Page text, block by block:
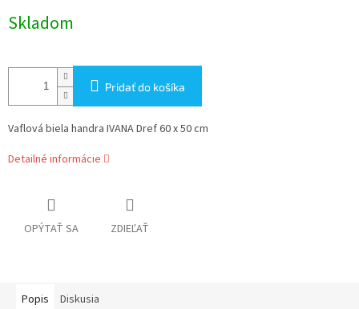
cena:
Skladom
Pridať do košíka
Vaflová biela handra IVANA Dref 60 x 50 cm
Detailné informácie
OPÝTAŤ SA ZDIEĽAŤ
Popis Diskusia